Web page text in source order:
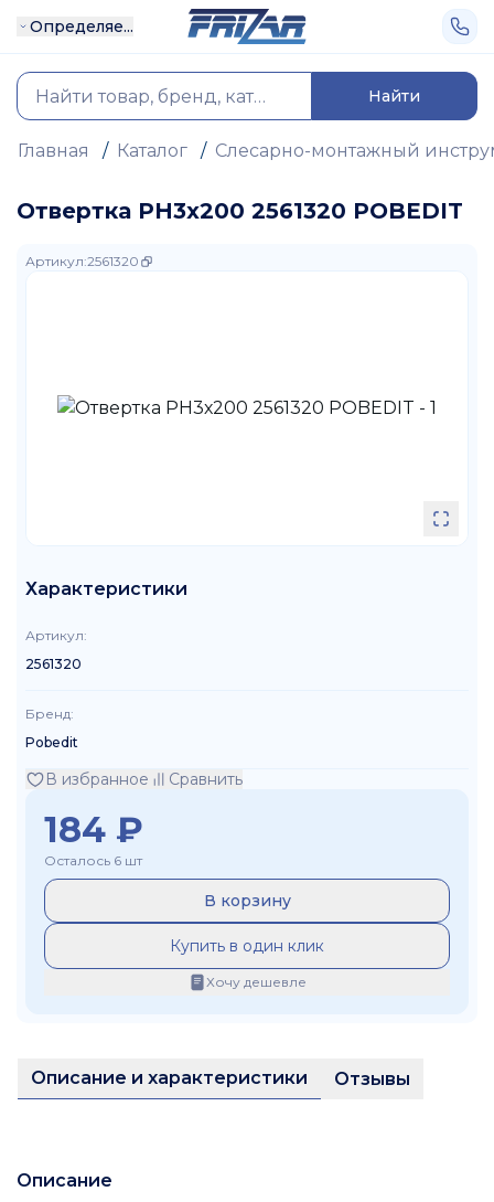
Определяе...
Найти
Главная / Каталог / Слесарно-монтажный
Отвертка PH3х200 2561320 POBEDIT
Артикул:2561320
Характеристики
Артикул:
2561320
Бренд:
Pobedit
В избранное Сравнить
184 ₽
Осталось 6 шт
В корзину
Купить в один клик
Хочу дешевле
Описание и характеристики Отзывы
Описание